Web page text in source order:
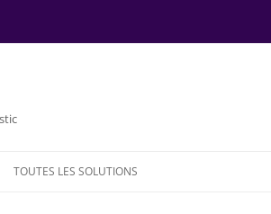
TOUTES LES SOLUTIONS